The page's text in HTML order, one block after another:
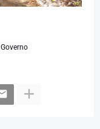
Governo